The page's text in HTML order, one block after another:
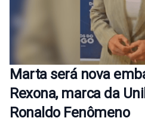
Marta será nova
Rexona, marca da
Ronaldo Fenômeno